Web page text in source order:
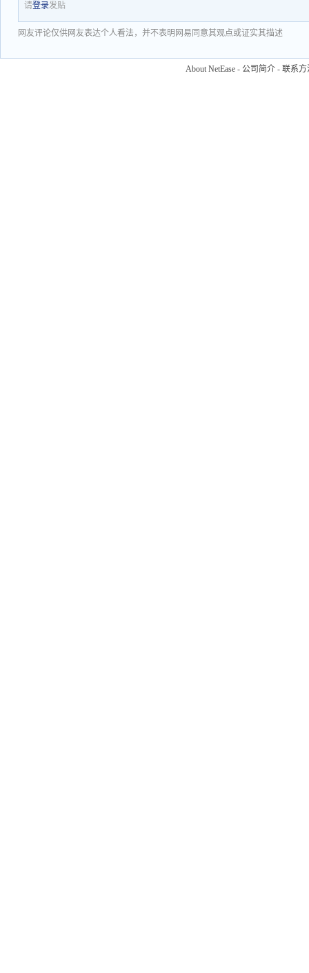
请登录发贴
网友评论仅供网友表达个人看法，并不表明网易同意其观点或证实其描述
About NetEase - 公司简介 - 联系方